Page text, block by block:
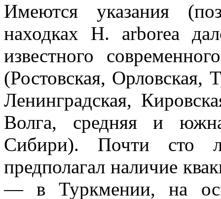
Имеются указания
находках H. arborea
известного
(Ростовская, Орловская,
Ленинградская,
Волга, средняя и
Сибири). Почти сто
предполагал наличие
— в Туркмении, на